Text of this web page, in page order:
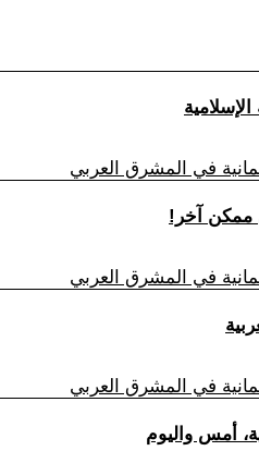
في المشرق العربي
في المشرق العربي
في المشرق العربي